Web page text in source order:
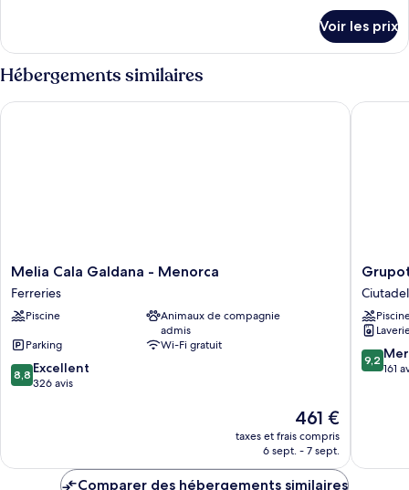
le
type
de
Chambre
Voir les prix
Hébergements similaires
Melia
Cala
Galdana
-
Ferreries
Melia Cala Galdana - Menorca
Ferreries
Piscine
Animaux de compagnie
admis
Parking
Wi-Fi gratuit
8.8
sur
8,8 Excellent
326 avis
Le
nouveau
prix
de
461 €
taxes et frais compris
6 sept. - 7 sept.
Melia Cala Galdana - Menorca
Suites
&
Spa
de
9.2
sur
9,2
161
Comparer des hébergements similaires